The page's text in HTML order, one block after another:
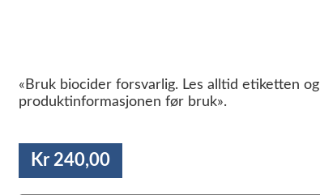
«Bruk biocider forsvarlig. Les alltid etiketten og
produktinformasjonen før bruk».
Kr 240,00